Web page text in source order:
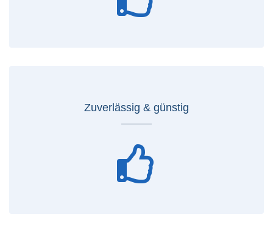
Zuverlässig & günstig